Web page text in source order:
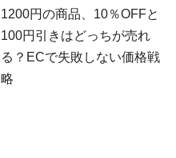
1200円の商品、10％OFFと
100円引きはどっちが売れ
る？ECで失敗しない価格戦
略